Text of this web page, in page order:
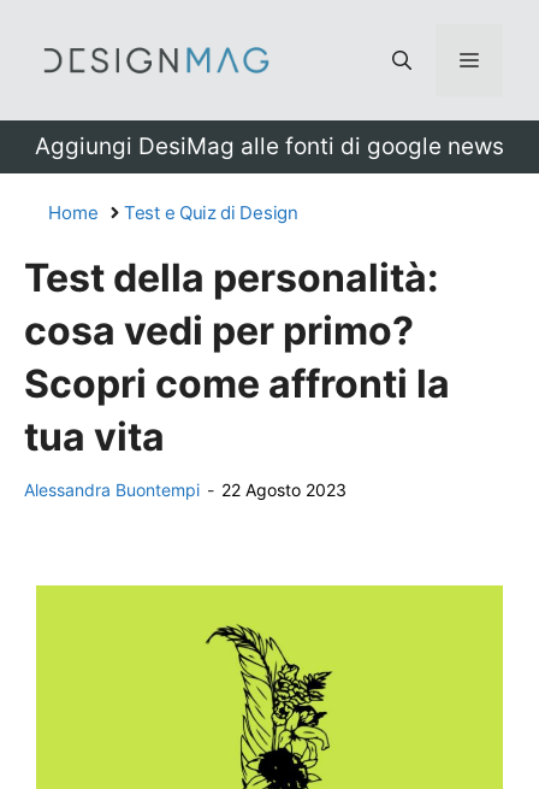
Menu
Aggiungi DesiMag alle fonti di google news
Home Test e Quiz di Design
Test della personalità:
cosa vedi per primo?
Scopri come affronti la
tua vita
Alessandra Buontempi - 22 Agosto 2023